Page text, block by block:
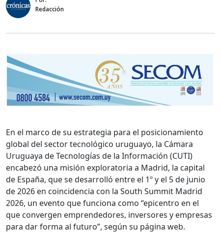
Redacción
En el marco de su estrategia para el posicionamiento
global del sector tecnológico uruguayo, la Cámara
Uruguaya de Tecnologías de la Información (CUTI)
encabezó una misión exploratoria a Madrid, la capital
de España, que se desarrolló entre el 1º y el 5 de junio
de 2026 en coincidencia con la South Summit Madrid
2026, un evento que funciona como “epicentro en el
que convergen emprendedores, inversores y empresas
para dar forma al futuro”, según su página web.